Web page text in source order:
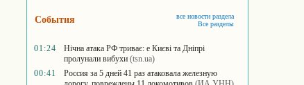
События
все новости раздела
Все разделы
01:24
Нічна атака РФ триває: e Києві та Дніпрі
пролунали вибухи (tsn.ua)
00:41
Россия за 5 дней 41 раз атаковала железную